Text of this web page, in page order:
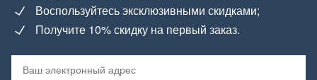
Воспользуйтесь эксклюзивными скидками;
Получите 10% скидку на первый заказ.